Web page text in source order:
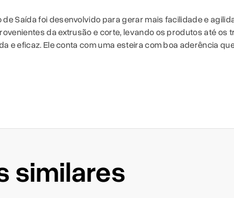
Saída foi desenvolvido para gerar mais facilidade e
da extrusão e corte, levando os produtos até
e eficaz. Ele conta com uma esteira com boa aderência
similares